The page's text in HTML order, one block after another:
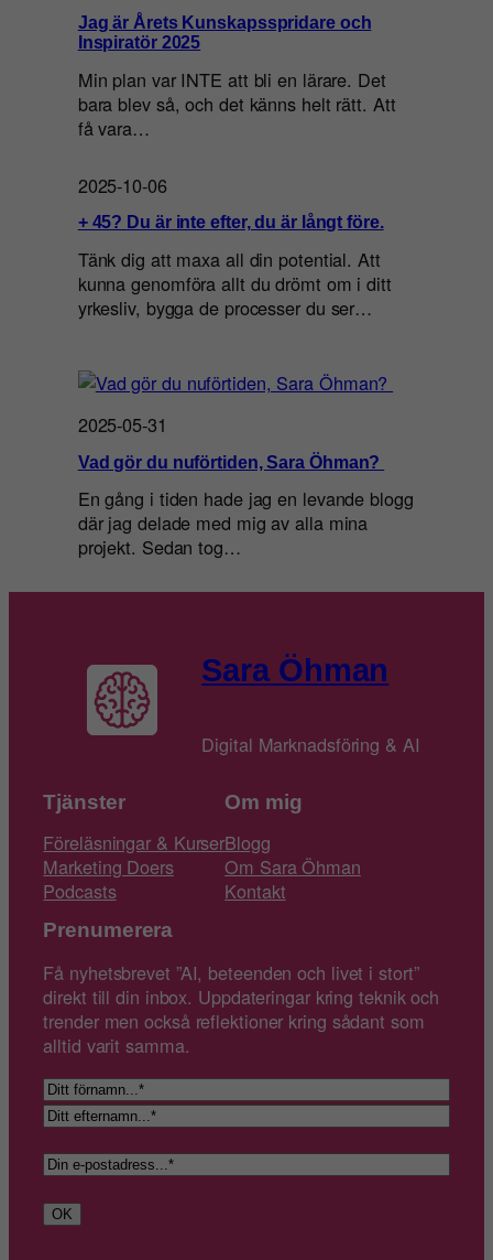
Jag är Årets Kunskapsspridare och
Inspiratör 2025
Min plan var INTE att bli en lärare. Det
bara blev så, och det känns helt rätt. Att
få vara…
2025-10-06
+ 45? Du är inte efter, du är långt före.
Tänk dig att maxa all din potential. Att
kunna genomföra allt du drömt om i ditt
yrkesliv, bygga de processer du ser…
2025-05-31
Vad gör du nuförtiden, Sara Öhman?
En gång i tiden hade jag en levande blogg
där jag delade med mig av alla mina
projekt. Sedan tog…
Sara Öhman
Digital Marknadsföring & AI
Tjänster
Föreläsningar & Kurser
Marketing Doers
Podcasts
Om mig
Blogg
Om Sara Öhman
Kontakt
Prenumerera
Få nyhetsbrevet ”AI, beteenden och livet i stort”
direkt till din inbox. Uppdateringar kring teknik och
trender men också reflektioner kring sådant som
alltid varit samma.
N
a
m
n
F
ö
r
n
a
m
f
e
E
-
p
o
OK